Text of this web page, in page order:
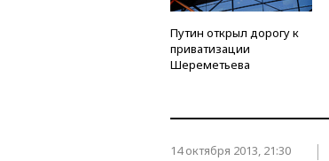
Путин открыл дорогу к
приватизации
Шереметьева
14 октября 2013, 21:30